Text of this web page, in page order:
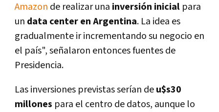
Amazon de realizar una inversión inicial para
un data center en Argentina. La idea es
gradualmente ir incrementando su negocio en
el paí­s", señalaron entonces fuentes de
Presidencia.
Las inversiones previstas serí­an deu$s30
millones para el centro de datos, aunque lo